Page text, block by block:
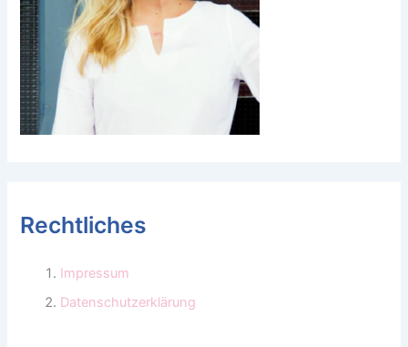
Rechtliches
Impressum
Datenschutzerklärung